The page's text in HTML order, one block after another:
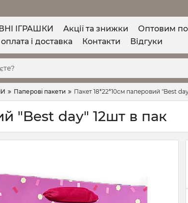
ІГРАШКИ Акції та знижки
Оптовим
і доставка
Контакти Відгуки
Паперові пакети Пакет 18*22*10см паперовий "Best
"Best day" 12шт в пак